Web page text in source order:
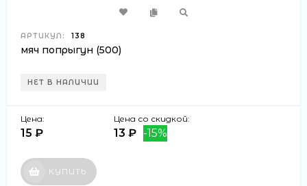
АРТИКУЛ: 138
мяч попрыгун (500)
НЕТ В НАЛИЧИИ
Цена:
15 ₽
Цена со скидкой:
13 ₽ -15%
КУПИТЬ